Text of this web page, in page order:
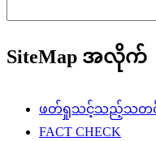
SiteMap အလိုက်
ဖတ်ရှုသင့်သည့်သတင်း
FACT CHECK